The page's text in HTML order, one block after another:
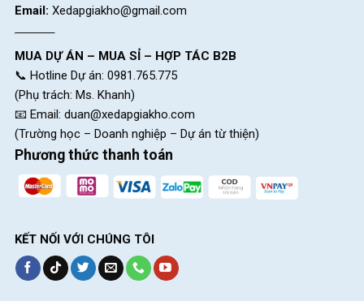
Email: Xedapgiakho@gmail.com
MUA DỰ ÁN – MUA SỈ – HỢP TÁC B2B
📞 Hotline Dự án: 0981.765.775
(Phụ trách: Ms. Khanh)
📧 Email: duan@xedapgiakho.com
(Trường học – Doanh nghiệp – Dự án từ thiện)
Phương thức thanh toán
KẾT NỐI VỚI CHÚNG TÔI